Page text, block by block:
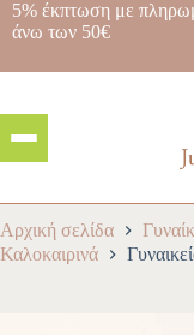
5% έκπτωση με
άνω των 50€
Αρχική σελίδα
Καλοκαιρινά